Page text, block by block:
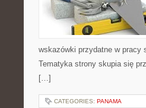
wskazówki przydatne w
Tematyka strony skupia się
[…]
CATEGORIES: PANAMA